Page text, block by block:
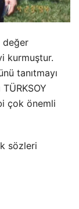
değer
kurmuştur.
tanıtmayı
çok önemli
sözleri